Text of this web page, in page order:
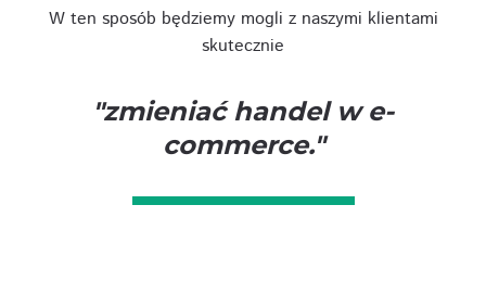
W ten sposób będziemy mogli z naszymi klientami
skutecznie
"zmieniać handel w e-
commerce."